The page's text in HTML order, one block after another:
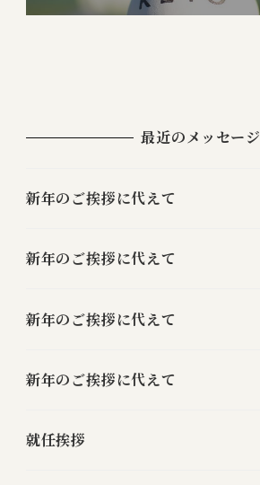
最近のメッセージ
新年のご挨拶に代えて
新年のご挨拶に代えて
新年のご挨拶に代えて
新年のご挨拶に代えて
就任挨拶